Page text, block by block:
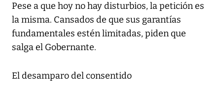
Pese a que hoy no hay disturbios, la petición es
la misma. Cansados de que sus garantías
fundamentales estén limitadas, piden que
salga el Gobernante.
El desamparo del consentido